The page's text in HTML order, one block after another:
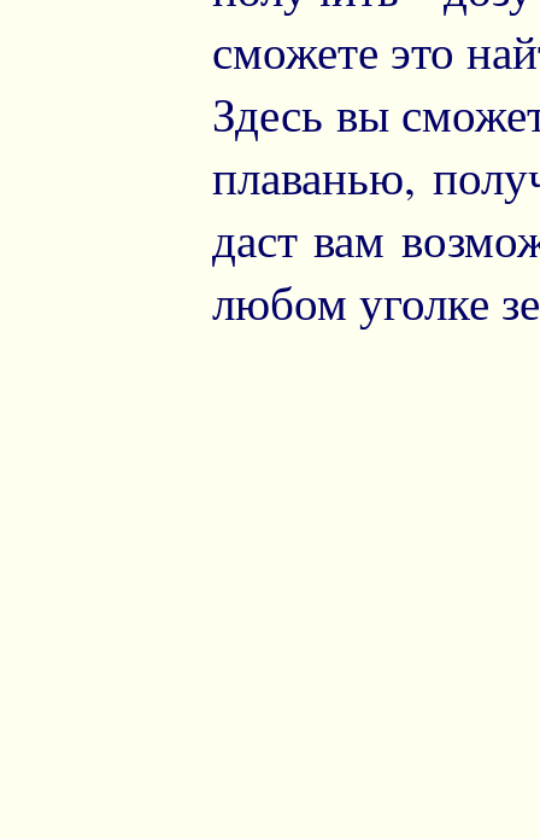
сможете это
Здесь вы
плаванью,
даст вам
любом уголке